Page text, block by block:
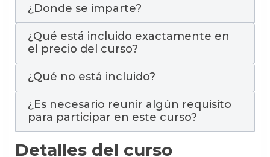
¿Donde se imparte?
¿Qué está incluido exactamente en
el precio del curso?
¿Qué no está incluido?
¿Es necesario reunir algún requisito
para participar en este curso?
Detalles del curso